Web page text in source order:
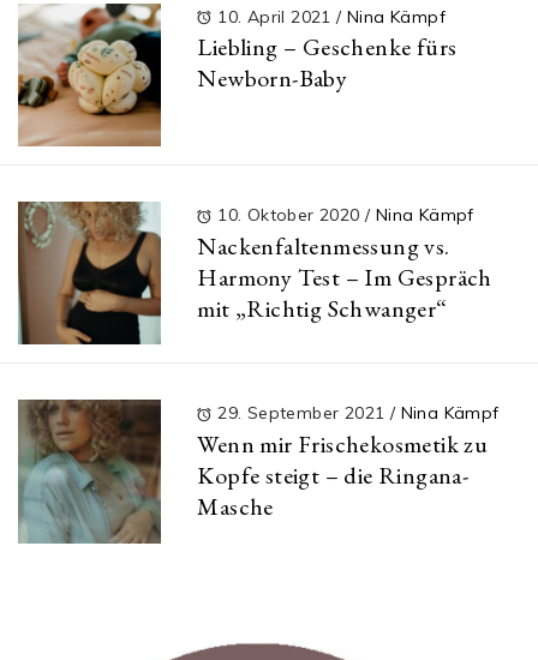
10. April 2021/ Nina Kämpf
Liebling – Geschenke fürs
Newborn-Baby
10. Oktober 2020 / Nina Kämpf
Nackenfaltenmessung vs.
Harmony Test – Im Gespräch
mit „Richtig Schwanger“
29. September 2021 / Nina Kämpf
Wenn mir Frischekosmetik zu
Kopfe steigt – die Ringana-
Masche